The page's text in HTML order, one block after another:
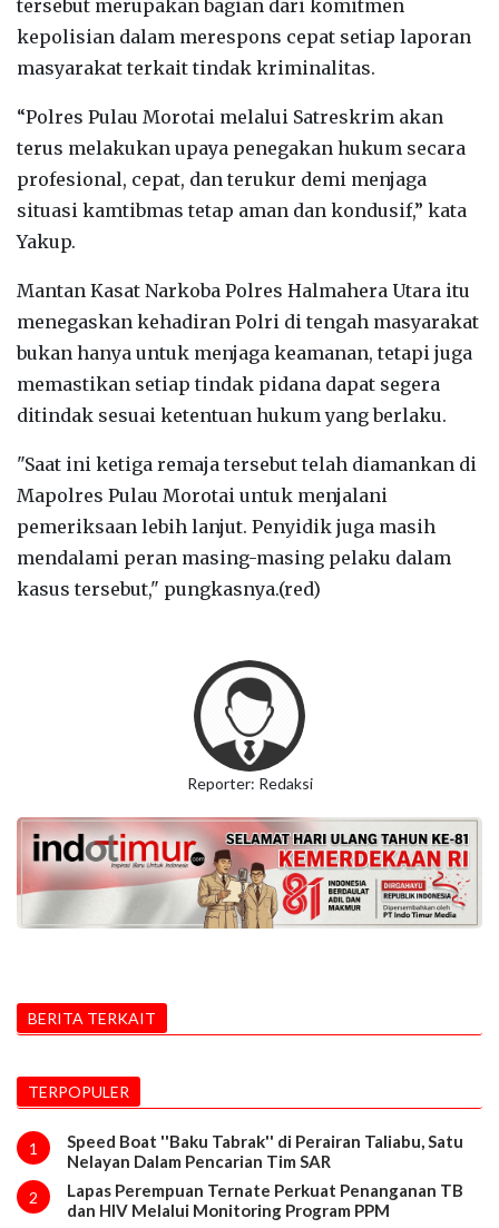
tersebut merupakan bagian dari komitmen
kepolisian dalam merespons cepat setiap laporan
masyarakat terkait tindak kriminalitas.
‎“Polres Pulau Morotai melalui Satreskrim akan
terus melakukan upaya penegakan hukum secara
profesional, cepat, dan terukur demi menjaga
situasi kamtibmas tetap aman dan kondusif,” kata
Yakup.
‎Mantan Kasat Narkoba Polres Halmahera Utara itu
menegaskan kehadiran Polri di tengah masyarakat
bukan hanya untuk menjaga keamanan, tetapi juga
memastikan setiap tindak pidana dapat segera
ditindak sesuai ketentuan hukum yang berlaku.
‎"Saat ini ketiga remaja tersebut telah diamankan di
Mapolres Pulau Morotai untuk menjalani
pemeriksaan lebih lanjut. Penyidik juga masih
mendalami peran masing-masing pelaku dalam
kasus tersebut," pungkasnya.(red)
Reporter: Redaksi
BERITA TERKAIT
TERPOPULER
1
Speed Boat ''Baku Tabrak'' di Perairan Taliabu, Satu
Nelayan Dalam Pencarian Tim SAR
2
Lapas Perempuan Ternate Perkuat Penanganan TB
dan HIV Melalui Monitoring Program PPM